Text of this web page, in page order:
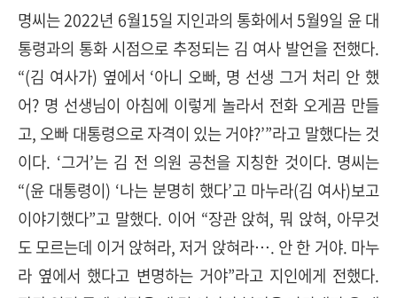
명씨는 2022년 6월15일 지인과의 통화에서 5월9일 윤 대
통령과의 통화 시점으로 추정되는 김 여사 발언을 전했다.
“(김 여사가) 옆에서 ‘아니 오빠, 명 선생 그거 처리 안 했
어? 명 선생님이 아침에 이렇게 놀라서 전화 오게끔 만들
고, 오빠 대통령으로 자격이 있는 거야?’”라고 말했다는 것
이다. ‘그거’는 김 전 의원 공천을 지칭한 것이다. 명씨는
“(윤 대통령이) ‘나는 분명히 했다’고 마누라(김 여사)보고
이야기했다”고 말했다. 이어 “장관 앉혀, 뭐 앉혀, 아무것
도 모르는데 이거 앉혀라, 저거 앉혀라…. 안 한 거야. 마누
라 옆에서 했다고 변명하는 거야”라고 지인에게 전했다.